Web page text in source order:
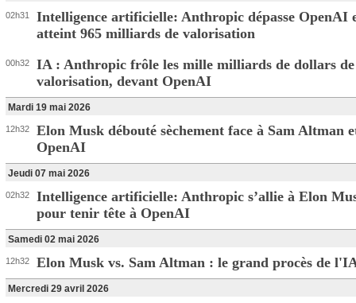
02h31
Intelligence artificielle: Anthropic dépasse OpenAI
atteint 965 milliards de valorisation
00h32
IA : Anthropic frôle les mille milliards de dollars de
valorisation, devant OpenAI
Mardi 19 mai 2026
12h32
Elon Musk débouté sèchement face à Sam Altman
OpenAI
Jeudi 07 mai 2026
02h32
Intelligence artificielle: Anthropic s’allie à Elon
pour tenir tête à OpenAI
Samedi 02 mai 2026
12h32 Elon Musk vs. Sam Altman : le grand procès de
Mercredi 29 avril 2026